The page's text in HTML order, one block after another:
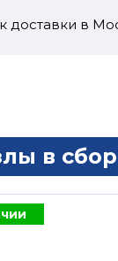
доставки в
в